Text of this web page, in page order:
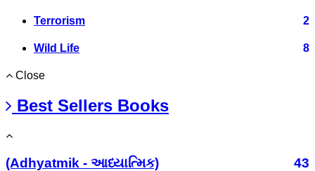
Terrorism 2
Wild Life 8
Close
Best Sellers Books
(Adhyatmik - આધ્યાત્મિક)
43